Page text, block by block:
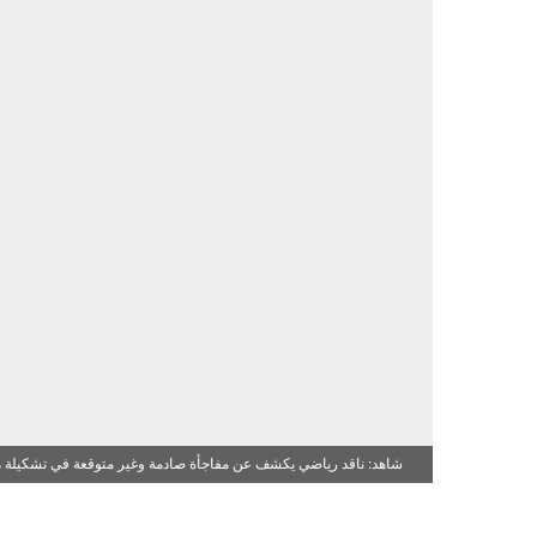
شاهد: ناقد رياضي يكشف عن مفاجأة صادمة وغير متوقعة في تشكيلة